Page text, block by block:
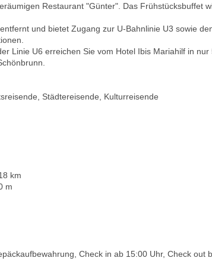
Restaurant "Günter". Das Frühstücksbuffet
und bietet Zugang zur U-Bahnlinie U3 sowie
Linie U6 erreichen Sie vom Hotel Ibis Mariahilf in
Städtereisende, Kulturreisende
km
m
Check in ab 15:00 Uhr, Check out